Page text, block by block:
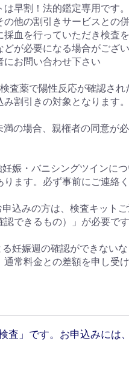
早割！法的鑑定専用です。
他の割引きサービスとの併
血を行っていただき検査を
が必要になる場合がござ
お問い合わせ下さい
査薬で陽性反応が確認され
割引きの対象となります。
の場合、親権者の同意が
娠・バニシングツインに
ます。必ず事前にご連絡く
込みの方は、検査キット
できるもの）」が必要です
妊娠週の確認ができない
常料金との差額を申し受け
」です。お申込みには